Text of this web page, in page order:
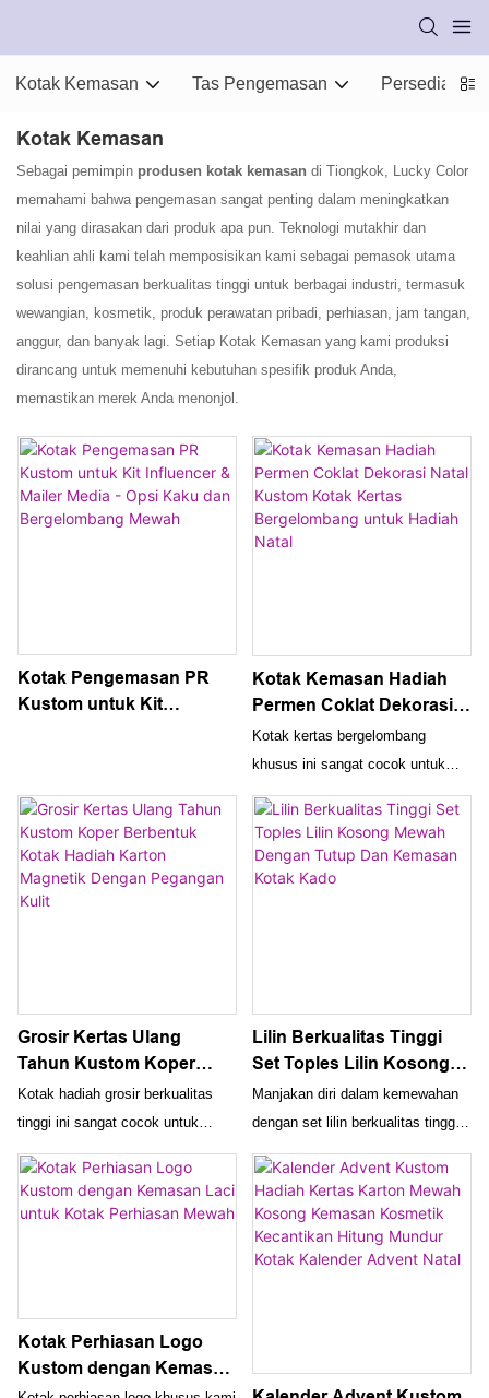
Kotak Kemasan Tas Pengemasan Persediaan
Kotak Kemasan
Sebagai pemimpin produsen kotak kemasan di Tiongkok, Lucky Color
memahami bahwa pengemasan sangat penting dalam meningkatkan
nilai yang dirasakan dari produk apa pun. Teknologi mutakhir dan
keahlian ahli kami telah memposisikan kami sebagai pemasok utama
solusi pengemasan berkualitas tinggi untuk berbagai industri, termasuk
wewangian, kosmetik, produk perawatan pribadi, perhiasan, jam tangan,
anggur, dan banyak lagi. Setiap Kotak Kemasan yang kami produksi
dirancang untuk memenuhi kebutuhan spesifik produk Anda,
memastikan merek Anda menonjol.
Kotak Pengemasan PR
Kustom untuk Kit
Kotak Kemasan Hadiah
Permen Coklat Dekorasi
Natal Kustom Kotak
Kertas Bergelombang
Kotak kertas bergelombang
khusus ini sangat cocok untuk
mengemas kado permen coklat
Natal. Desain dekoratifnya
menjadikannya pilihan yang
meriah dan unik untuk menyajikan
Grosir Kertas Ulang
Tahun Kustom Koper
Berbentuk Kotak Hadiah
Karton Magnetik Dengan
Kotak hadiah grosir berkualitas
tinggi ini sangat cocok untuk
hadiah ulang tahun yang
dipersonalisasi. Bentuk koper
yang unik, penutup magnet, dan
Lilin Berkualitas Tinggi
Set Toples Lilin Kosong
Mewah Dengan Tutup Dan
Kemasan Kotak Kado
Manjakan diri dalam kemewahan
dengan set lilin berkualitas tinggi
ini, yang mencakup toples lilin
kosong dengan penutup dan
kemasan kotak kado yang indah.
Buat lilin pribadi Anda atau
hadiahkan kepada orang terkasih
Kotak Perhiasan Logo
Kustom dengan Kemasan
Laci untuk Kotak